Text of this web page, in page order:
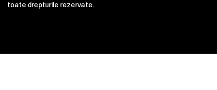
toate drepturile rezervate.